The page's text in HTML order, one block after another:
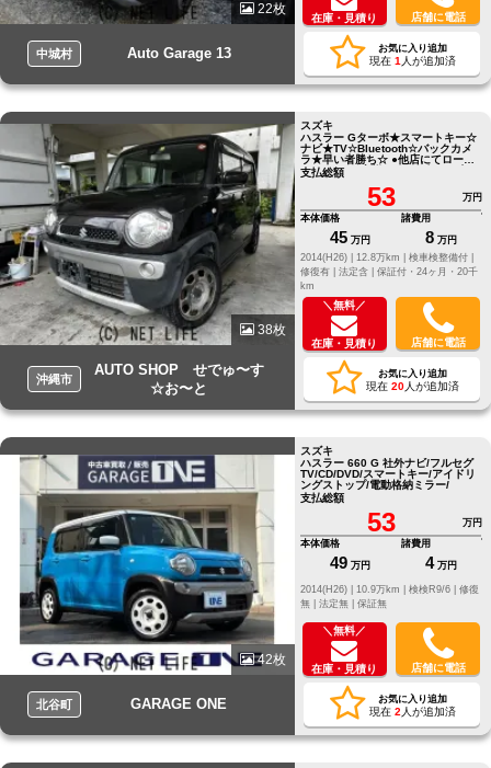
22枚
中城村 Auto Garage 13
在庫・見積り 店舗に電話
お気に入り追加
現在 1 人が追加済
38枚
沖縄市
AUTO SHOP せでゅ〜す
☆お〜と
スズキ
ハスラー Gターボ★スマートキー☆
ナビ★TV☆Bluetooth☆バックカメ
ラ★早い者勝ち☆ ●他店にてローン
NGだったお客様でもお気軽にご相
談ください●LINE ID[@805icatl]
支払総額
53
万円
本体価格
45 万円
諸費用
8 万円
2014(H26) |
12.8万km |
検車検整備付 |
修復有 | 法定含 | 保証付・24ヶ月・20千
km
＼無料／
在庫・見積り 店舗に電話
お気に入り追加
現在 20人が追加済
42枚
北谷町 GARAGE ONE
スズキ
ハスラー 660 G 社外ナビ/フルセグ
TV/CD/DVD/スマートキー/アイドリ
ングストップ/電動格納ミラー/
支払総額
53
万円
本体価格
49 万円
諸費用
4 万円
修復
無 | 法定無 | 保証無
＼無料／
在庫・見積り 店舗に電話
お気に入り追加
現在 2 人が追加済